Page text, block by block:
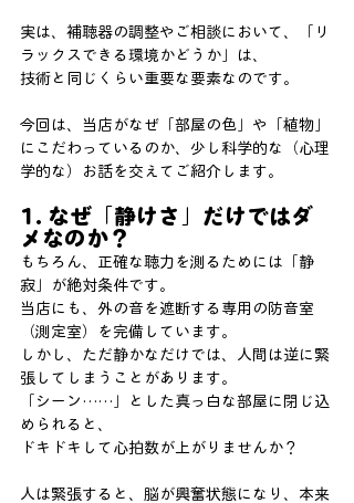
実は、補聴器の調整やご相談において、「リ
ラックスできる環境かどうか」は、
技術と同じくらい重要な要素なのです。
今回は、当店がなぜ「部屋の色」や「植物」
にこだわっているのか、少し科学的な（心理
学的な）お話を交えてご紹介します。
1. なぜ「静けさ」だけではダ
メなのか？
もちろん、正確な聴力を測るためには「静
寂」が絶対条件です。
当店にも、外の音を遮断する専用の防音室
（測定室）を完備しています。
しかし、ただ静かなだけでは、人間は逆に緊
張してしまうことがあります。
「シーン……」とした真っ白な部屋に閉じ込
められると、
ドキドキして心拍数が上がりませんか？
人は緊張すると、脳が興奮状態になり、本来